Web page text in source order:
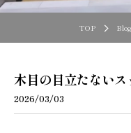
TOP Blog
木目の目立たないス
2026/03/03